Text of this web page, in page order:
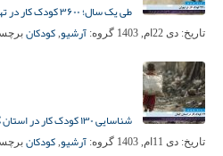
طی یک سال؛ ۳۶۰۰ کودک کار در تهران شناسایی شدند
تاریخ: دی 22ام, 1403 گروه: آرشیو, کودکان
شناسایی ۱۳۰ کودک کار در استان گیلان
تاریخ: دی 11ام, 1403 گروه: آرشیو, کودکان